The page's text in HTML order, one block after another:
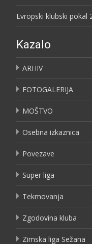
Evropski klubski pokal
Kazalo
ARHIV
FOTOGALERIJA
MOŠTVO
Osebna izkaznica
Povezave
Super liga
Tekmovanja
Zgodovina kluba
Zimska liga Sežana